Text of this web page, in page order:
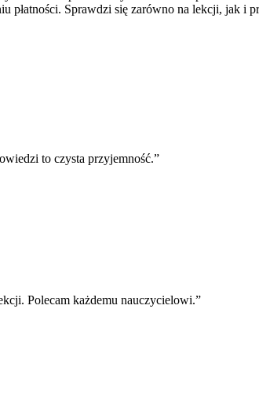
Sprawdzi się zarówno na lekcji, jak i
to czysta przyjemność.”
Polecam każdemu nauczycielowi.”